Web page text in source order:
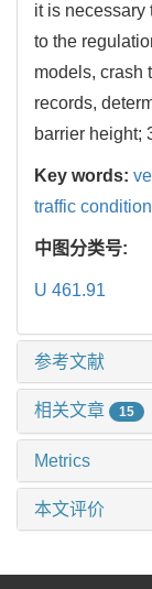
it is necessary
to the
models, crash
records,
barrier height;
Key words:
traffic
中图分类号:
U 461.91
参考文献
相关文章 15
Metrics
本文评价